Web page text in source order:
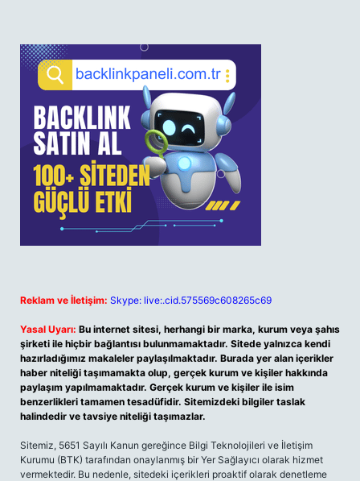
Reklam ve İletişim: Skype: live:.cid.575569c608265c69
Yasal Uyarı: Bu internet sitesi, herhangi bir marka, kurum veya şahıs
şirketi ile hiçbir bağlantısı bulunmamaktadır. Sitede yalnızca kendi
hazırladığımız makaleler paylaşılmaktadır. Burada yer alan içerikler
haber niteliği taşımamakta olup, gerçek kurum ve kişiler hakkında
paylaşım yapılmamaktadır. Gerçek kurum ve kişiler ile isim
benzerlikleri tamamen tesadüfidir. Sitemizdeki bilgiler taslak
halindedir ve tavsiye niteliği taşımazlar.
Sitemiz, 5651 Sayılı Kanun gereğince Bilgi Teknolojileri ve İletişim
Kurumu (BTK) tarafından onaylanmış bir Yer Sağlayıcı olarak hizmet
vermektedir. Bu nedenle, sitedeki içerikleri proaktif olarak denetleme